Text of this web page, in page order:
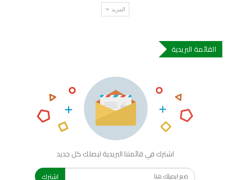
المزيد
القائمة البريدية
اشترك في قائمتنا البريدية ليصلك كل جديد
اشترك